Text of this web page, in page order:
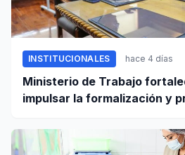
INSTITUCIONALES hace 4 días
Ministerio de Trabajo
impulsar la formalización y